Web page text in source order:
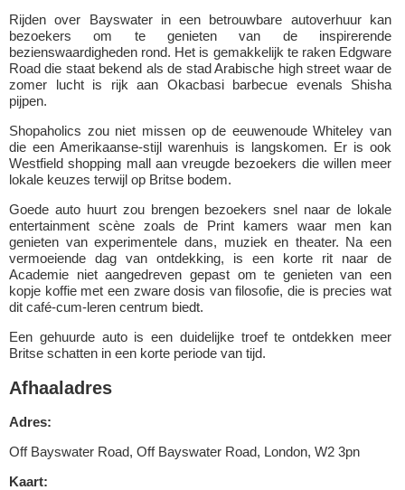
Rijden over Bayswater in een betrouwbare autoverhuur kan
bezoekers om te genieten van de inspirerende
bezienswaardigheden rond. Het is gemakkelijk te raken Edgware
Road die staat bekend als de stad Arabische high street waar de
zomer lucht is rijk aan Okacbasi barbecue evenals Shisha
pijpen.
Shopaholics zou niet missen op de eeuwenoude Whiteley van
die een Amerikaanse-stijl warenhuis is langskomen. Er is ook
Westfield shopping mall aan vreugde bezoekers die willen meer
lokale keuzes terwijl op Britse bodem.
Goede auto huurt zou brengen bezoekers snel naar de lokale
entertainment scène zoals de Print kamers waar men kan
genieten van experimentele dans, muziek en theater. Na een
vermoeiende dag van ontdekking, is een korte rit naar de
Academie niet aangedreven gepast om te genieten van een
kopje koffie met een zware dosis van filosofie, die is precies wat
dit café-cum-leren centrum biedt.
Een gehuurde auto is een duidelijke troef te ontdekken meer
Britse schatten in een korte periode van tijd.
Afhaaladres
Adres:
Off Bayswater Road, Off Bayswater Road, London, W2 3pn
Kaart: